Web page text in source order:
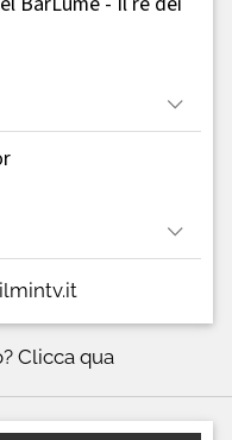
Clicca qua